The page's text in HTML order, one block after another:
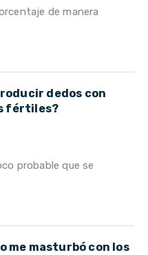
de manera
dedos con
fértiles?
probable que se
me masturbó con los